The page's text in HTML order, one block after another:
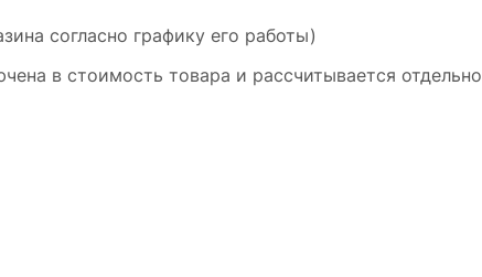
согласно графику его работы)
в стоимость товара и рассчитывается